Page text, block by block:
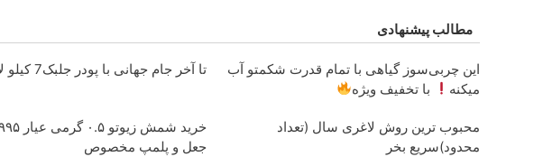
مطالب پیشنهادی
این چربی‌سوز گیاهی با تمام قدرت شکمتو آب
میکنه
با تخفیف ویژه
تا آخر جام جهانی با پودر جلبک7 کیلو لاغر شو
محبوب ترین روش لاغری سال (تعداد
محدود)سریع بخر
جعل و پلمپ مخصوص